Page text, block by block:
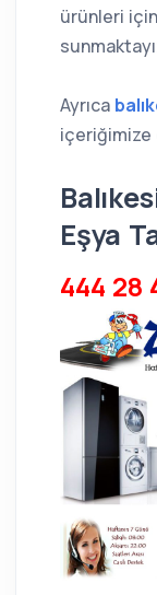
ürünleri
Ayrıca
içeriğimize
Eşya
444 28